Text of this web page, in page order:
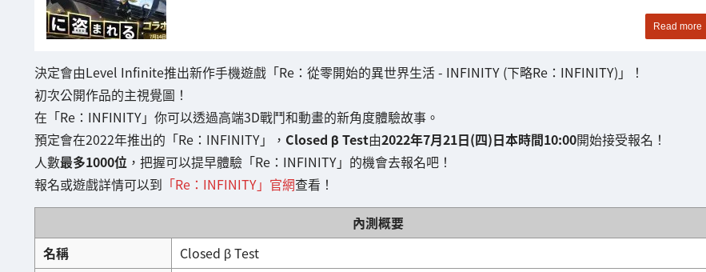
決定會由Level Infinite推出新作手機遊戲「Re：從零開始的異世界生活 - INFINITY (下略Re：INFINITY)」！
初次公開作品的主視覺圖！
在「Re：INFINITY」你可以透過高端3D戰鬥和動畫的新角度體驗故事。
預定會在2022年推出的「Re：INFINITY」， Closed β Test由2022年7月21日(四)日本時間10:00開始接受報名！
人數最多1000位，把握可以提早體驗「Re：INFINITY」的機會去報名吧！
報名或遊戲詳情可以到 「Re：INFINITY」官網查看！
內測概要
名稱
Closed β Test